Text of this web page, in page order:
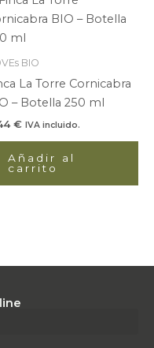
BIO
La Torre Cornicabra
– Botella 250 ml
€ IVA incluido.
Añadir al
carrito